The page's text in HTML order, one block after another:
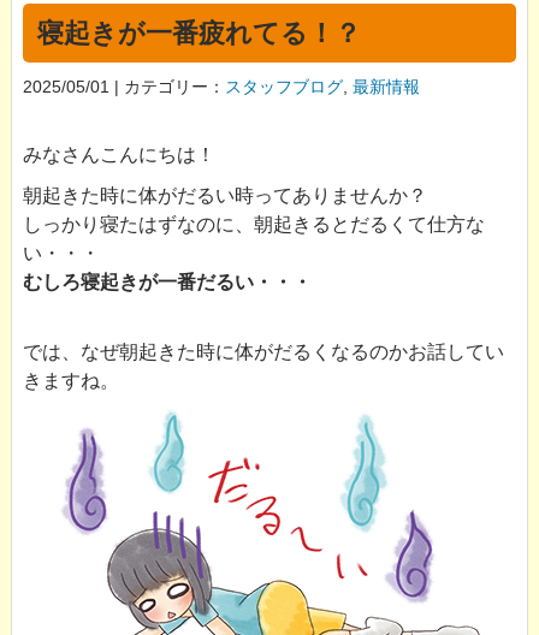
寝起きが一番疲れてる！？
2025/05/01 | カテゴリー： スタッフブログ, 最新情報
みなさんこんにちは！
朝起きた時に体がだるい時ってありませんか？
しっかり寝たはずなのに、朝起きるとだるくて仕方な
い・・・
むしろ寝起きが一番だるい・・・
では、なぜ朝起きた時に体がだるくなるのかお話してい
きますね。